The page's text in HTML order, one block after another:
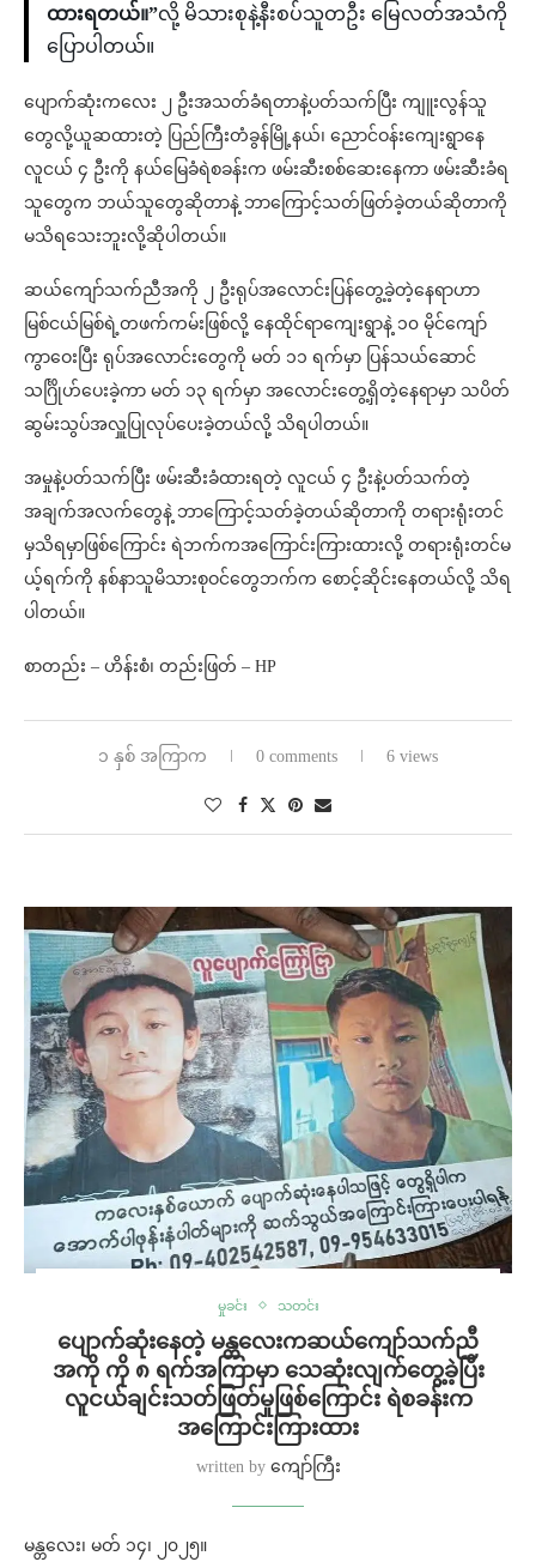
ထားရတယ်။”လို့ မိသားစုနဲ့နီးစပ်သူတဦး မြေလတ်အသံကို
ပြောပါတယ်။
ပျောက်ဆုံးကလေး ၂ ဦးအသတ်ခံရတာနဲ့ပတ်သက်ပြီး ကျူးလွန်သူ
တွေလို့ယူဆထားတဲ့ ပြည်ကြီးတံခွန်မြို့နယ်၊ ညောင်ဝန်းကျေးရွာနေ
လူငယ် ၄ ဦးကို နယ်မြေခံရဲစခန်းက ဖမ်းဆီးစစ်ဆေးနေကာ ဖမ်းဆီးခံရ
သူတွေက ဘယ်သူတွေဆိုတာနဲ့ ဘာကြောင့်သတ်ဖြတ်ခဲ့တယ်ဆိုတာကို
မသိရသေးဘူးလို့ဆိုပါတယ်။
ဆယ်ကျော်သက်ညီအကို ၂ ဦးရုပ်အလောင်းပြန်တွေ့ခဲ့တဲ့နေရာဟာ
မြစ်ငယ်မြစ်ရဲ့တဖက်ကမ်းဖြစ်လို့ နေထိုင်ရာကျေးရွာနဲ့ ၁၀ မိုင်ကျော်
ကွာဝေးပြီး ရုပ်အလောင်းတွေကို မတ် ၁၁ ရက်မှာ ပြန်သယ်ဆောင်
သင်္ဂြိုဟ်ပေးခဲ့ကာ မတ် ၁၃ ရက်မှာ အလောင်းတွေ့ရှိတဲ့နေရာမှာ သပိတ်
ဆွမ်းသွပ်အလှူပြုလုပ်ပေးခဲ့တယ်လို့ သိရပါတယ်။
အမှုနဲ့ပတ်သက်ပြီး ဖမ်းဆီးခံထားရတဲ့ လူငယ် ၄ ဦးနဲ့ပတ်သက်တဲ့
အချက်အလက်တွေနဲ့ ဘာကြောင့်သတ်ခဲ့တယ်ဆိုတာကို တရားရုံးတင်
မှသိရမှာဖြစ်ကြောင်း ရဲဘက်ကအကြောင်းကြားထားလို့ တရားရုံးတင်မ
ယ့်ရက်ကို နစ်နာသူမိသားစုဝင်တွေဘက်က စောင့်ဆိုင်းနေတယ်လို့ သိရ
ပါတယ်။
စာတည်း – ဟိန်းစံ၊ တည်းဖြတ် – HP
၁ နှစ် အကြာက 0 comments 6 views
မှုခင်း သတင်း
ပျောက်ဆုံးနေတဲ့ မန္တလေးကဆယ်ကျော်သက်ညီ
အကို ကို ၈ ရက်အကြာမှာ သေဆုံးလျက်တွေ့ခဲ့ပြီး
လူငယ်ချင်းသတ်ဖြတ်မှုဖြစ်ကြောင်း ရဲစခန်းက
အကြောင်းကြားထား
written by ကျော်ကြီး
မန္တလေး၊ မတ် ၁၄၊ ၂၀၂၅။